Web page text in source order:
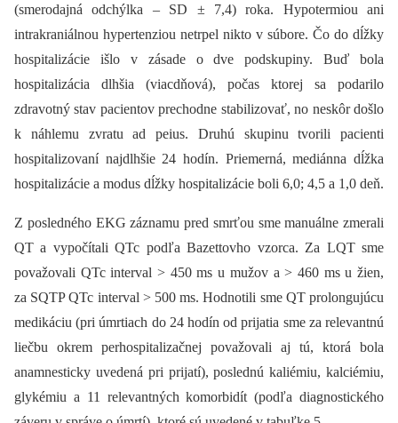
(smerodajná odchýlka –⁠ SD ± 7,4) roka. Hypotermiou ani
intrakraniálnou hypertenziou netrpel nikto v súbore. Čo do dĺžky
hospitalizácie išlo v zásade o dve podskupiny. Buď bola
hospitalizácia dlhšia (viacdňová), počas ktorej sa podarilo
zdravotný stav pacientov prechodne stabilizovať, no neskôr došlo
k náhlemu zvratu ad peius. Druhú skupinu tvorili pacienti
hospitalizovaní najdlhšie 24 hodín. Priemerná, mediánna dĺžka
hospitalizácie a modus dĺžky hospitalizácie boli 6,0; 4,5 a 1,0 deň.
Z posledného EKG záznamu pred smrťou sme manuálne zmerali
QT a vypočítali QTc podľa Bazettovho vzorca. Za LQT sme
považovali QTc interval > 450 ms u mužov a > 460 ms u žien,
za SQTP QTc interval > 500 ms. Hodnotili sme QT prolongujúcu
medikáciu (pri úmrtiach do 24 hodín od prijatia sme za relevantnú
liečbu okrem perhospitalizačnej považovali aj tú, ktorá bola
anamnesticky uvedená pri prijatí), poslednú kaliémiu, kalciémiu,
glykémiu a 11 relevantných komorbidít (podľa diagnostického